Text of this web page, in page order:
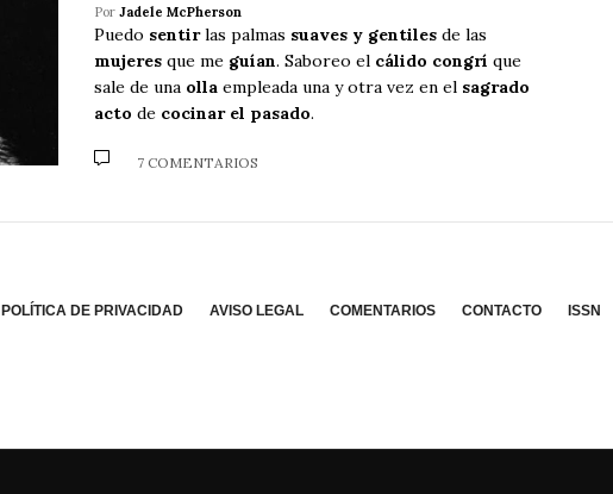
Por Jadele McPherson
Puedo sentirlas palmas suaves y gentiles de las
mujeres que me guían. Saboreo el cálido congrí que
sale de una olla empleada una y otra vez en el sagrado
acto de cocinar el pasado.
7 COMENTARIOS
POLÍTICA DE PRIVACIDAD AVISO LEGAL COMENTARIOS CONTACTO ISSN